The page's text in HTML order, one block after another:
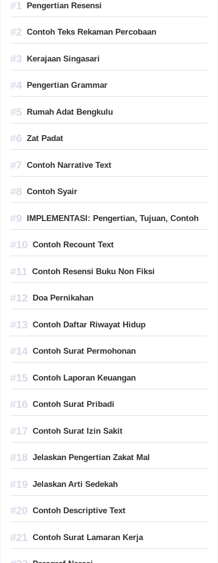
Pengertian Resensi
Contoh Teks Rekaman Percobaan
Kerajaan Singasari
Pengertian Grammar
Rumah Adat Bengkulu
Zat Padat
Contoh Narrative Text
Contoh Syair
IMPLEMENTASI: Pengertian, Tujuan, Contoh
Contoh Recount Text
Contoh Resensi Buku Non Fiksi
Doa Pernikahan
Contoh Daftar Riwayat Hidup
Contoh Surat Permohonan
Contoh Laporan Keuangan
Contoh Surat Pribadi
Contoh Surat Izin Sakit
Jelaskan Pengertian Zakat Mal
Jelaskan Arti Sedekah
Contoh Descriptive Text
Contoh Surat Lamaran Kerja